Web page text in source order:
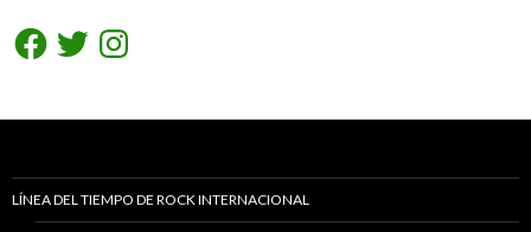
FacebookTwitterInstagram
LÍNEA DEL TIEMPO DE ROCK INTERNACIONAL